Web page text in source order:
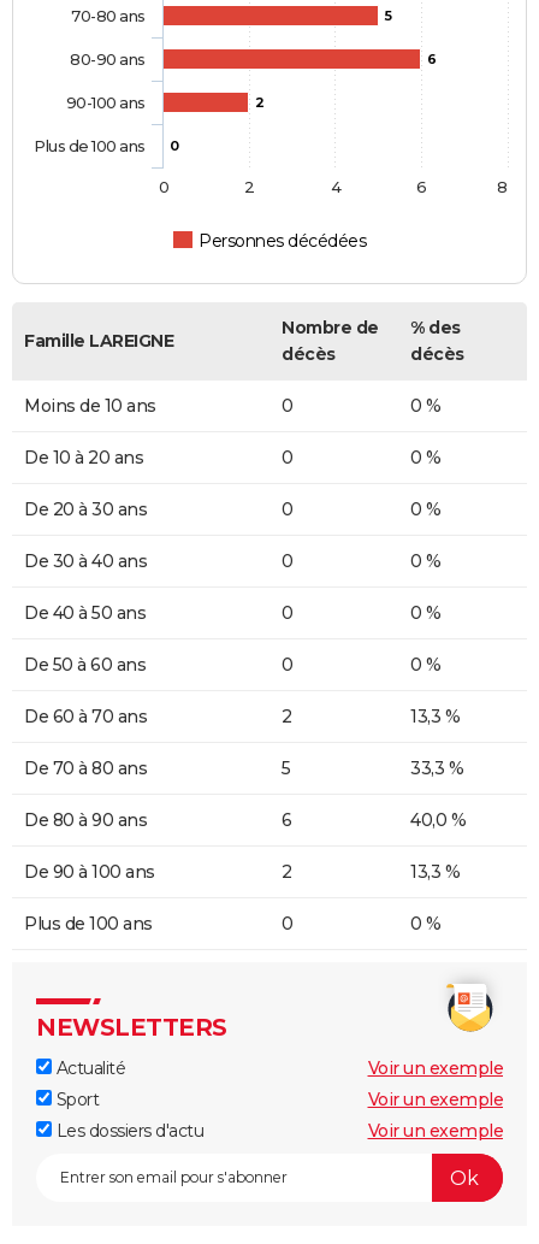
5
6
2
0
Personnes décédées
70-80 ans
80-90 ans
90-100 ans
Plus de 100 ans
0 2 4 6 8
Famille LAREIGNE
Nombre de
décès
% des
décès
Moins de 10 ans 0 0 %
De 10 à 20 ans 0 0 %
De 20 à 30 ans 0 0 %
De 30 à 40 ans 0 0 %
De 40 à 50 ans 0 0 %
De 50 à 60 ans 0 0 %
De 60 à 70 ans 2 13,3 %
De 70 à 80 ans 5 33,3 %
De 80 à 90 ans 6 40,0 %
De 90 à 100 ans 2 13,3 %
Plus de 100 ans 0 0 %
NEWSLETTERS
Actualité
Voir un exemple
Sport
Voir un exemple
Les dossiers d'actu
Voir un exemple